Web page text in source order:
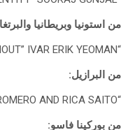
من استونيا وبريطانيا
“DAYS WITHOUT” IVAR ERIK YEOMAN
من البرازيل:
“WATERFALL SOULS” HIDALGO ROMERO AND RICA SAITO
من بوركينا فاسو: